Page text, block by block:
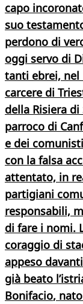
capo
suo
perdono di
oggi servo di
tanti ebrei, nel
carcere di
della Risiera di
parroco di
e dei
con la falsa
attentato, in
partigiani
responsabili,
di fare i nomi.
coraggio di
appeso
già beato
Bonifacio,